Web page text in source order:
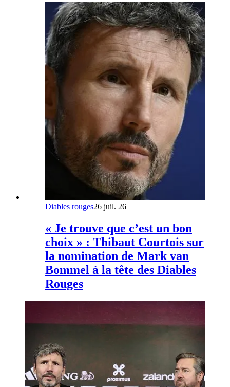
Diables rouges26 juil. 26
« Je trouve que c’est un bon
choix » : Thibaut Courtois sur
la nomination de Mark van
Bommel à la tête des Diables
Rouges